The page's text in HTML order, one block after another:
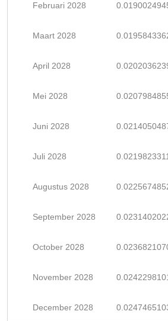
Februari 2028
Maart 2028
April 2028
Mei 2028
Juni 2028
Juli 2028
Augustus 2028
September 2028
October 2028
November 2028
December 2028